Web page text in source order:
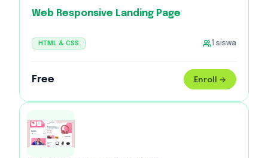
Web Responsive Landing Page
HTML & CSS siswa
Free Enroll →